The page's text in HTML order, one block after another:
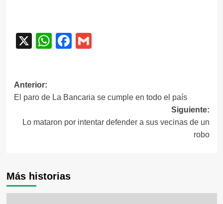
X WhatsApp
Facebook
Gmail
Navegación
de
entradas
Anterior:
El paro de La Bancaria se cumple en todo el país
Siguiente:
Lo mataron por intentar defender a sus vecinas de un
robo
Más historias